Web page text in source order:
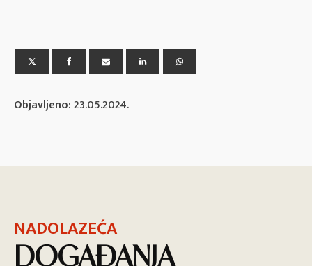
Objavljeno:23.05.2024.
NADOLAZEĆA
DOGAĐANJA